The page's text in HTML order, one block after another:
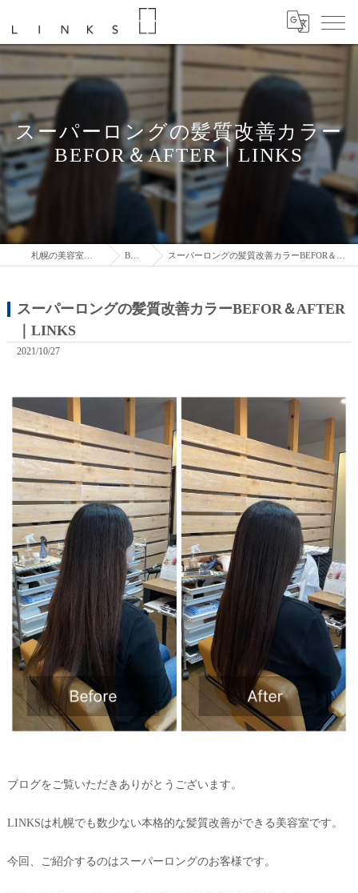
スーパーロングの髪質改善カラー
BEFOR＆AFTER｜LINKS
札幌の美容室はLINKS BLOG スーパーロングの髪質改善カラーBEFOR＆AFTER｜LINKS
スーパーロングの髪質改善カラーBEFOR＆AFTER
｜LINKS
2021/10/27
ブログをご覧いただきありがとうございます。
LINKSは札幌でも数少ない本格的な髪質改善ができる美容室です。
今回、ご紹介するのはスーパーロングのお客様です。